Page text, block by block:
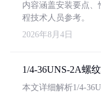
内容涵盖安装要点
程技术人员参考。
2026年8月4日
1/4-36UNS-2A螺
本文详细解析1/4-